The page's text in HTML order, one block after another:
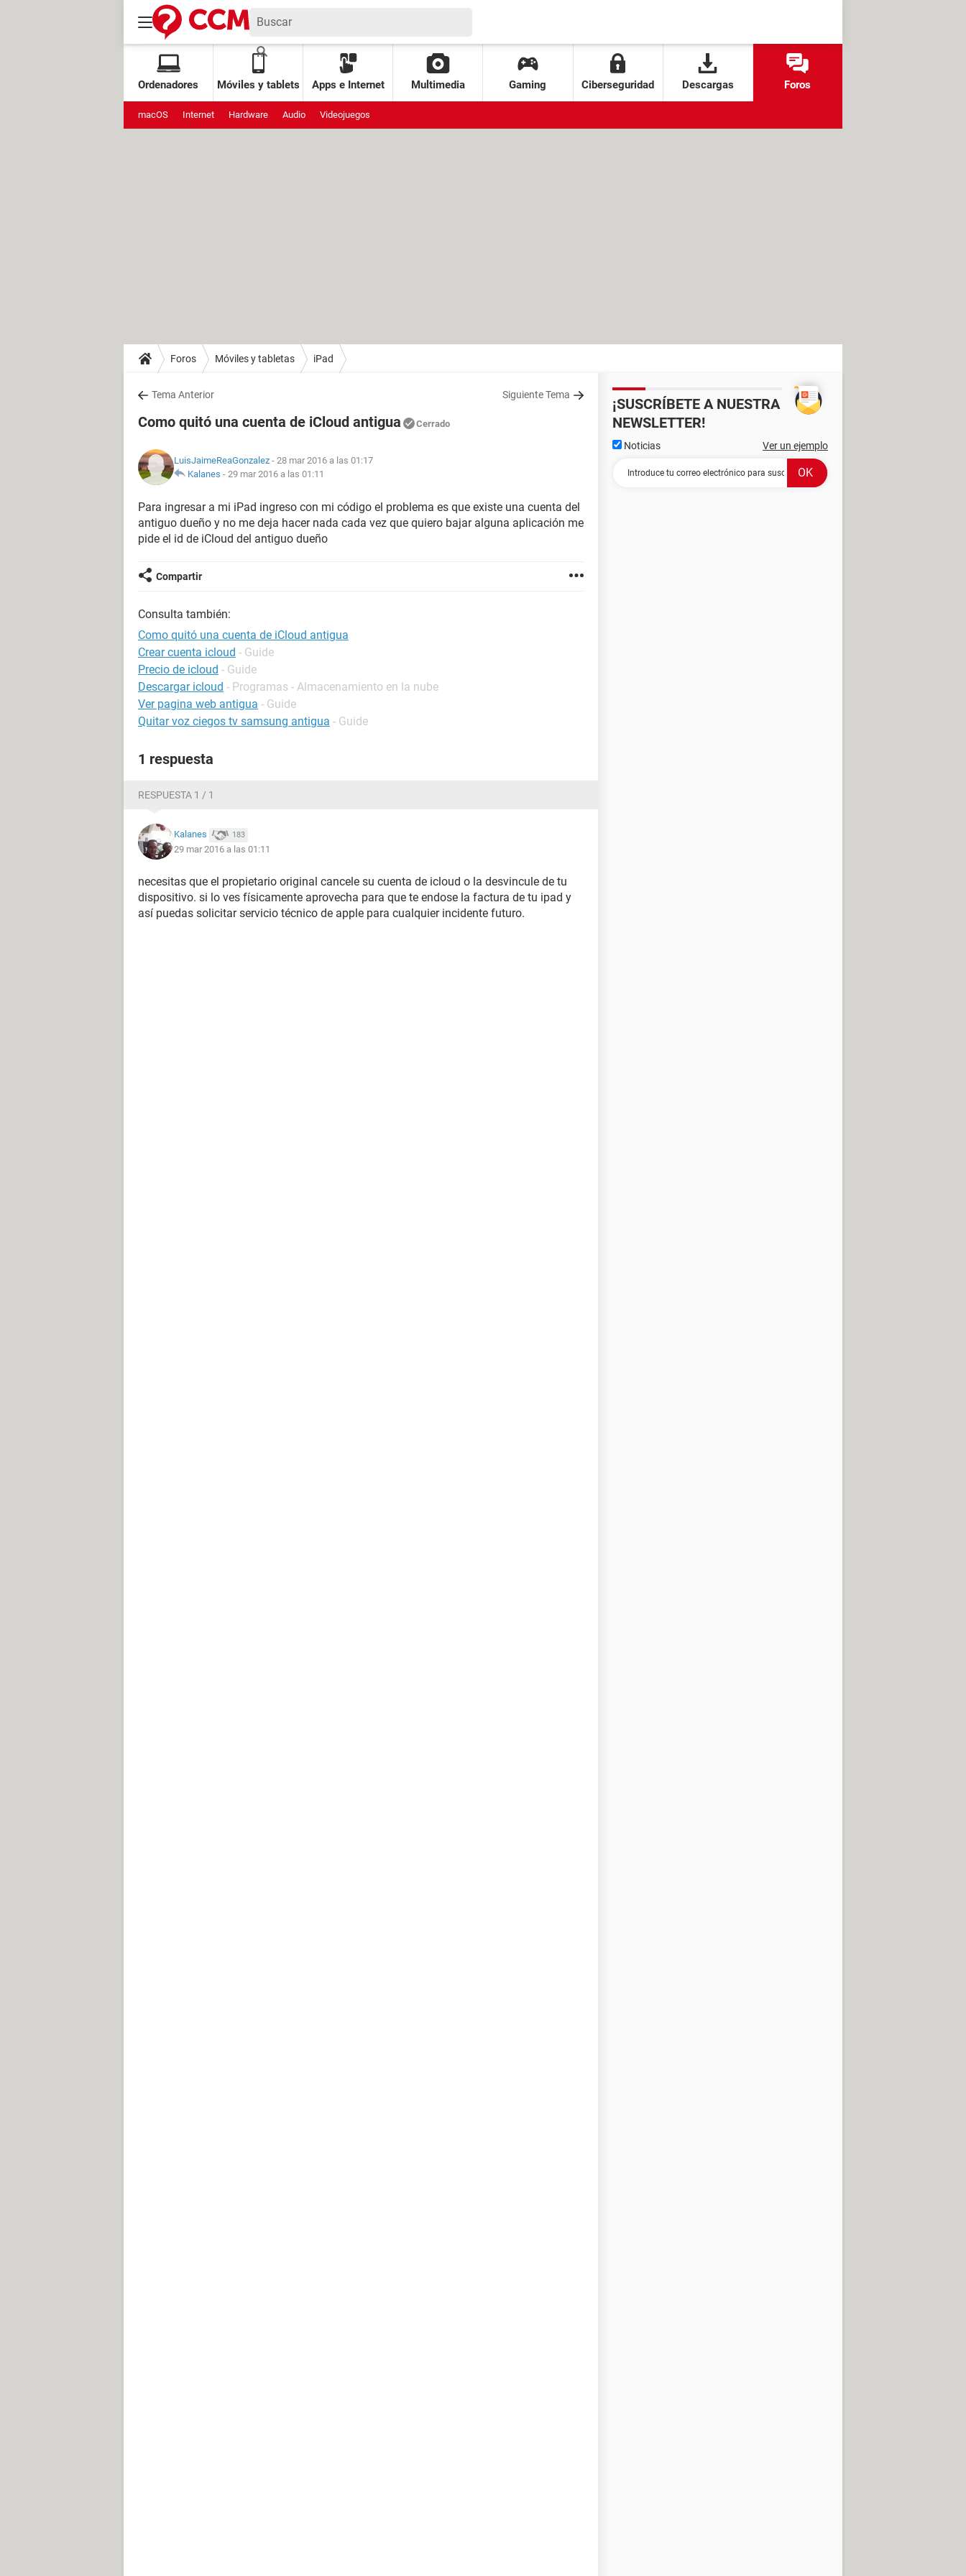
Ordenadores Móviles y tablets Apps e Internet Multimedia Gaming Ciberseguridad Descargas Foros
macOS Internet Hardware Audio Videojuegos
Foros Móviles y tabletas iPad
Tema Anterior Siguiente Tema
Como quitó una cuenta de iCloud antigua Cerrado
LuisJaimeReaGonzalez - 28 mar 2016 a las 01:17
Kalanes - 29 mar 2016 a las 01:11
Para ingresar a mi iPad ingreso con mi código el problema es que existe una cuenta del
antiguo dueño y no me deja hacer nada cada vez que quiero bajar alguna aplicación me
pide el id de iCloud del antiguo dueño
Compartir
Consulta también:
Como quitó una cuenta de iCloud antigua
Crear cuenta icloud - Guide
Precio de icloud - Guide
Descargar icloud - Programas - Almacenamiento en la nube
Ver pagina web antigua - Guide
Quitar voz ciegos tv samsung antigua - Guide
1 respuesta
RESPUESTA 1 / 1
Kalanes 183
29 mar 2016 a las 01:11
necesitas que el propietario original cancele su cuenta de icloud o la desvincule de tu
dispositivo. si lo ves físicamente aprovecha para que te endose la factura de tu ipad y
así puedas solicitar servicio técnico de apple para cualquier incidente futuro.
¡SUSCRÍBETE A NUESTRA
NEWSLETTER!
Noticias Ver un ejemplo